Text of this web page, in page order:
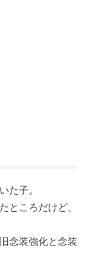
た子。
ところだけど、
念装強化と念装